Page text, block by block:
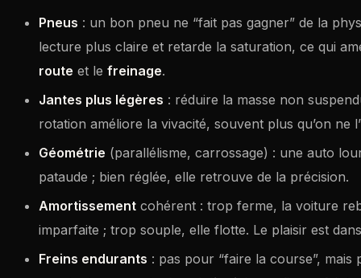
Pneus : un bon pneu ne “fait pas gagner” de la
lecture plus claire et retarde la saturation, ce qui
route et le freinage.
Jantes plus légères : réduire la masse non
rotation améliore la vivacité, souvent plus qu’on ne
Géométrie (parallélisme, carrossage) : une auto
pataude ; bien réglée, elle retrouve de la précision.
Amortissement cohérent : trop ferme, la voiture
imparfaite ; trop souple, elle flotte. Le plaisir est
Freins endurants : pas pour “faire la course”,